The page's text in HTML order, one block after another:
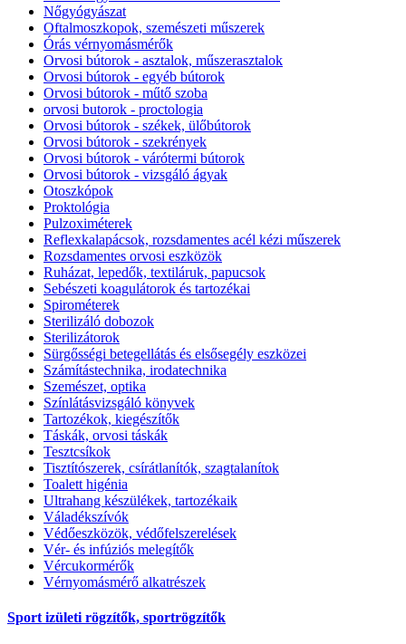
Nőgyógyászat
Oftalmoszkopok, szemészeti műszerek
Órás vérnyomásmérők
Orvosi bútorok - asztalok, műszerasztalok
Orvosi bútorok - egyéb bútorok
Orvosi bútorok - műtő szoba
orvosi butorok - proctologia
Orvosi bútorok - székek, ülőbútorok
Orvosi bútorok - szekrények
Orvosi bútorok - várótermi bútorok
Orvosi bútorok - vizsgáló ágyak
Otoszkópok
Proktológia
Pulzoximéterek
Reflexkalapácsok, rozsdamentes acél kézi műszerek
Rozsdamentes orvosi eszközök
Ruházat, lepedők, textiláruk, papucsok
Sebészeti koagulátorok és tartozékai
Spirométerek
Sterilizáló dobozok
Sterilizátorok
Sürgősségi betegellátás és elsősegély eszközei
Számítástechnika, irodatechnika
Szemészet, optika
Színlátásvizsgáló könyvek
Tartozékok, kiegészítők
Táskák, orvosi táskák
Tesztcsíkok
Tisztítószerek, csírátlanítók, szagtalanítok
Toalett higénia
Ultrahang készülékek, tartozékaik
Váladékszívók
Védőeszközök, védőfelszerelések
Vér- és infúziós melegítők
Vércukormérők
Vérnyomásmérő alkatrészek
Sport izületi rögzítők, sportrögzítők